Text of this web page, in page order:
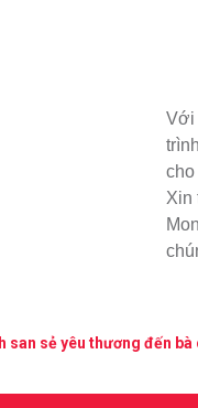
Với
Xin
san sẻ yêu thương đến